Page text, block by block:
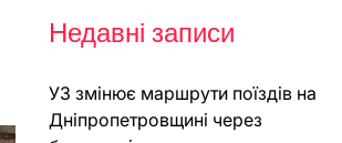
Недавні записи
УЗ змінює маршрути поїздів на
Дніпропетровщині через